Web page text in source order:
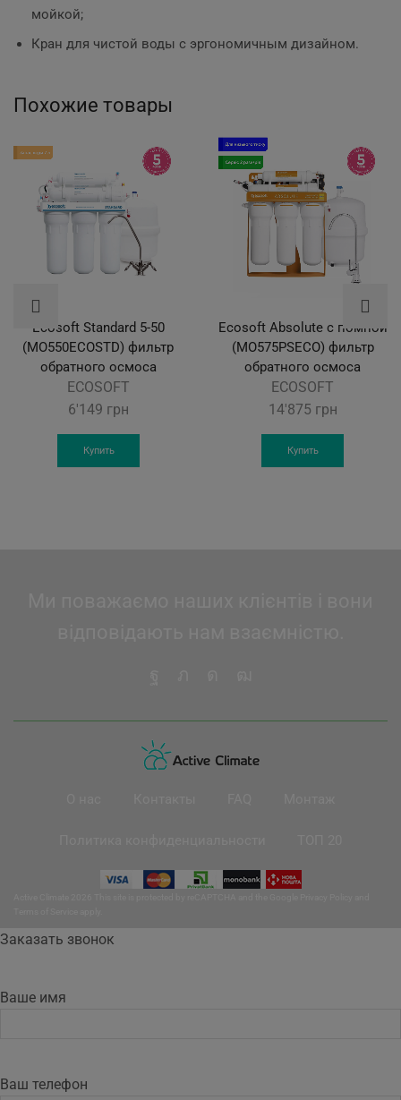
мойкой;
Кран для чистой воды с эргономичным дизайном.
Похожие товары
Ecosoft Standard 5-50
(MO550ECOSTD) фильтр
обратного осмоса
ECOSOFT
6'149 грн
Купить
Ecosoft Absolute с помпой
(MO575PSECO) фильтр
обратного осмоса
ECOSOFT
14'875 грн
Купить
Заказать звонок
Ваше имя
Ваш телефон